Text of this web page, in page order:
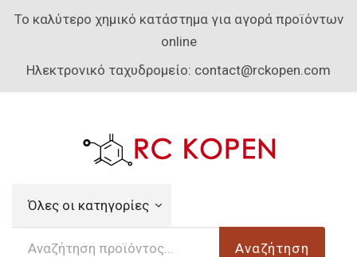
Το καλύτερο χημικό κατάστημα για αγορά προϊόντων
online
Ηλεκτρονικό ταχυδρομείο: contact@rckopen.com
Όλες οι κατηγορίες
Αναζήτηση